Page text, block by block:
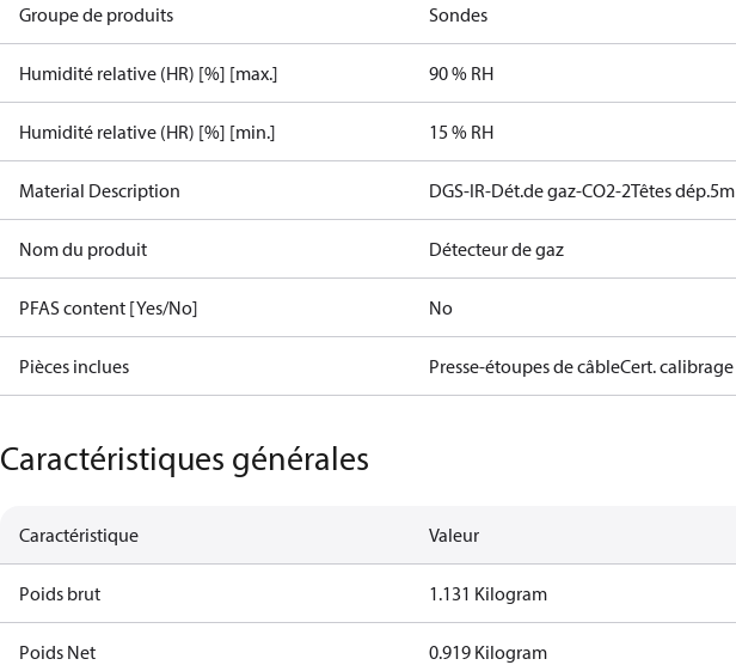
Groupe de produits Sondes
Humidité relative (HR) [%] [max.] 90 % RH
Humidité relative (HR) [%] [min.] 15 % RH
Material Description DGS-IR-Dét.de gaz-CO2-2Têtes dép.5m
Nom du produit Détecteur de gaz
PFAS content [Yes/No] No
Pièces inclues Presse-étoupes de câbleCert. calibrage
Caractéristiques générales
Caractéristique Valeur
Poids brut 1.131 Kilogram
Poids Net 0.919 Kilogram